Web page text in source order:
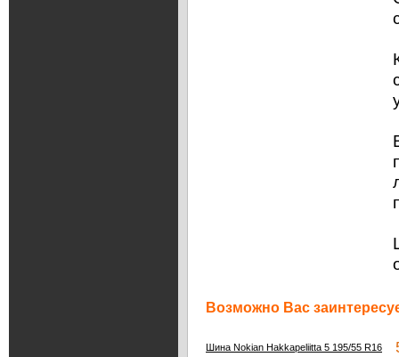
Возможно Вас
Шина Nokian Hakkapeliitta 5 195/55 R16